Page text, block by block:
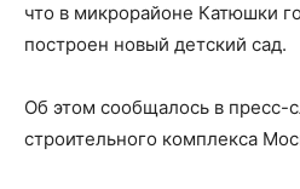
что в микрорайоне Катюшки
построен новый детский сад.
Об этом сообщалось в пресс-
строительного комплекса